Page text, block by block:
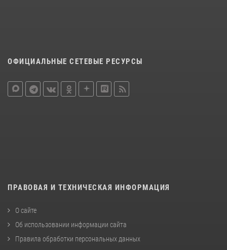
ОФИЦИАЛЬНЫЕ СЕТЕВЫЕ РЕСУРСЫ
ПРАВОВАЯ И ТЕХНИЧЕСКАЯ ИНФОРМАЦИЯ
О сайте
Об использовании информации сайта
Правила обработки персональных данных